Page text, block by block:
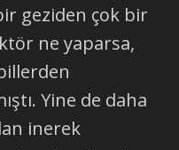
geziden çok bir
ne yaparsa,
Yine de daha
inerek